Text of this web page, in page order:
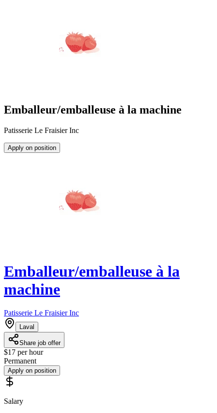
Emballeur/emballeuse à la machine
Patisserie Le Fraisier Inc
Apply on position
Emballeur/emballeuse à la
machine
Patisserie Le Fraisier Inc
Laval
Share job offer
$17 per hour
Permanent
Apply on position
Salary